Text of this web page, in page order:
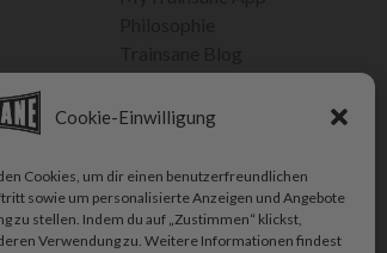
Cookie-Einwilligung
Cookies, um dir einen benutzerfreundlichen
sowie um personalisierte Anzeigen und Angebote
zu stellen. Indem du auf „Zustimmen“ klickst,
Verwendung zu. Weitere Informationen findest
AGB
Impressum